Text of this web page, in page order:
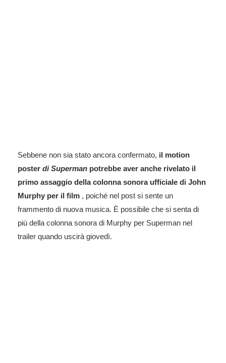
Sebbene non sia stato ancora confermato, il motion
poster di Superman potrebbe aver anche rivelato il
primo assaggio della colonna sonora ufficiale di John
Murphy per il film , poiché nel post si sente un
frammento di nuova musica. È possibile che si senta di
più della colonna sonora di Murphy per Superman nel
trailer quando uscirà giovedì.